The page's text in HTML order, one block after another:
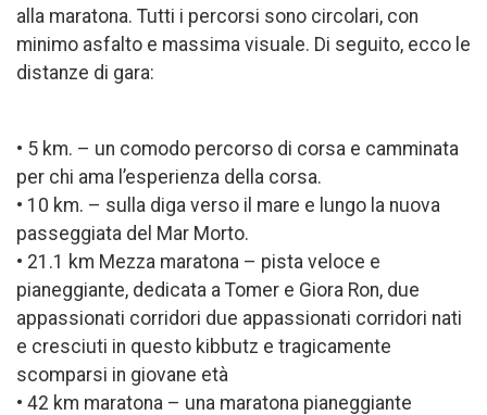
alla maratona. Tutti i percorsi sono circolari, con
minimo asfalto e massima visuale. Di seguito, ecco le
distanze di gara:
• 5 km. – un comodo percorso di corsa e camminata
per chi ama l’esperienza della corsa.
• 10 km. – sulla diga verso il mare e lungo la nuova
passeggiata del Mar Morto.
• 21.1 km Mezza maratona – pista veloce e
pianeggiante, dedicata a Tomer e Giora Ron, due
appassionati corridori due appassionati corridori nati
e cresciuti in questo kibbutz e tragicamente
scomparsi in giovane età
• 42 km maratona – una maratona pianeggiante